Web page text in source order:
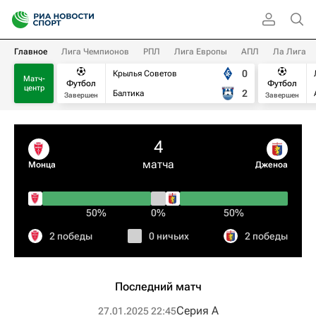
Главное Лига Чемпионов РПЛ Лига Европы АПЛ Ла Лига
Матч-
центр
Футбол
Завершен
Крылья Советов
Балтика
0
2
Футбол
Завершен
Монца
4
матча Дженоа
50% 0% 50%
2 победы 0 ничьих 2 победы
Последний матч
27.01.2025 22:45Серия А